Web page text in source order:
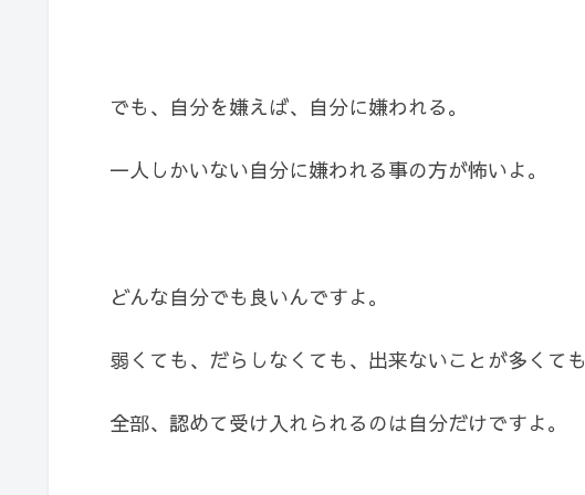
でも、自分を嫌えば、自分に嫌われる。
一人しかいない自分に嫌われる事の方が怖いよ。
どんな自分でも良いんですよ。
弱くても、だらしなくても、出来ないことが多くても
全部、認めて受け入れられるのは自分だけですよ。